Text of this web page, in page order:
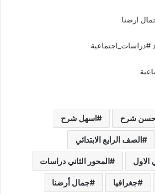
ارضنا
شرح اسهل شرح
الصف الرابع الابتدائي
الاول المحور الثاني دراسات
جغرافيا جمال أرضنا